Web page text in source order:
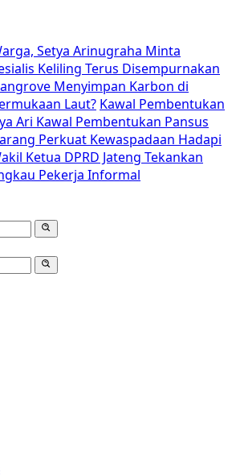
Setya Arinugraha Minta
Keliling Terus Disempurnakan
Menyimpan Karbon di
Laut? Kawal Pembentukan
Ari Kawal Pembentukan Pansus
Perkuat Kewaspadaan Hadapi
Ketua DPRD Jateng Tekankan
Pekerja Informal